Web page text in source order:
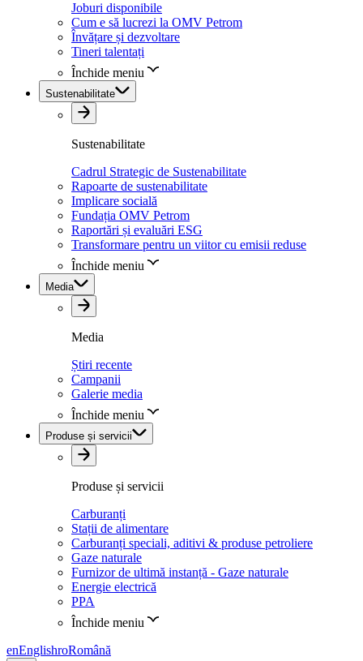
Joburi disponibile
Cum e să lucrezi la OMV Petrom
Învățare și dezvoltare
Tineri talentați
Închide meniu
Sustenabilitate
Sustenabilitate
Cadrul Strategic de Sustenabilitate
Rapoarte de sustenabilitate
Implicare socială
Fundația OMV Petrom
Raportări și evaluări ESG
Transformare pentru un viitor cu emisii reduse
Închide meniu
Media
Media
Știri recente
Campanii
Galerie media
Închide meniu
Produse și servicii
Produse și servicii
Carburanți
Stații de alimentare
Carburanți speciali, aditivi & produse petroliere
Gaze naturale
Furnizor de ultimă instanță - Gaze naturale
Energie electrică
PPA
Închide meniu
enEnglishroRomână